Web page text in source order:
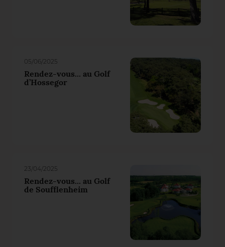
05/06/2025
Rendez-vous... au Golf
d’Hossegor
23/04/2025
Rendez-vous... au Golf
de Soufflenheim